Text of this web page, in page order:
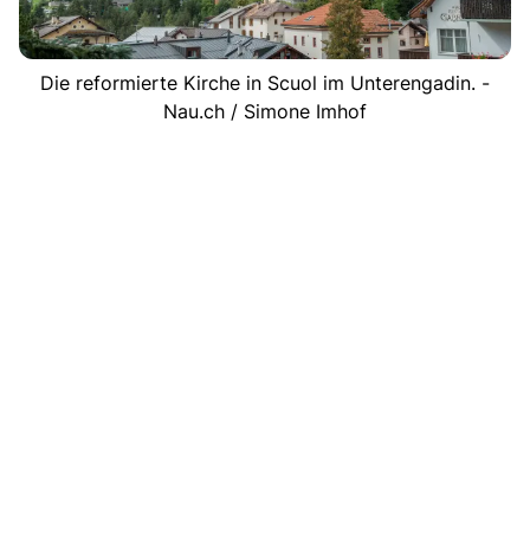
Die reformierte Kirche in Scuol im Unterengadin. -
Nau.ch / Simone Imhof